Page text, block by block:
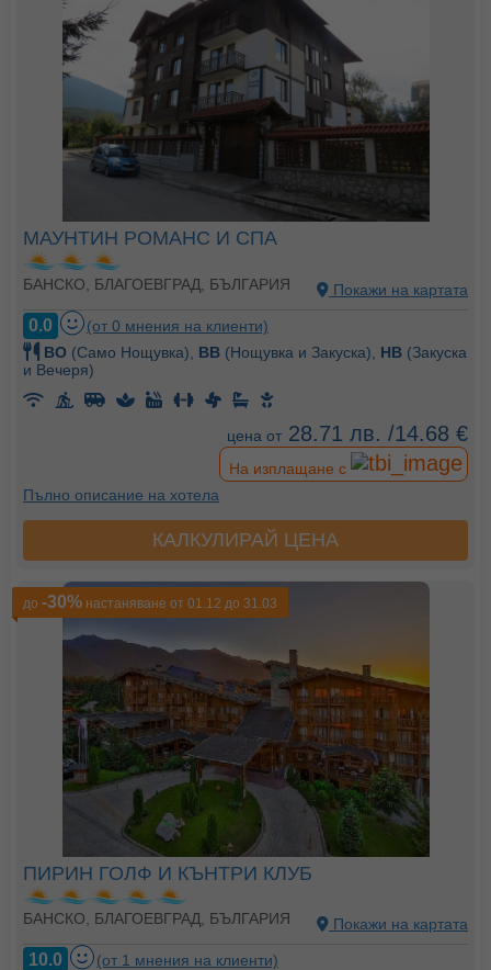
МАУНТИН РОМАНС И СПА
БАНСКО, БЛАГОЕВГРАД, БЪЛГАРИЯ Покажи на картата
0.0
(от 0 мнения на клиенти)
BO (Само Нощувка), BB (Нощувка и Закуска), HB (Закуска
и Вечеря)
цена от 28.71 лв. /14.68 €
На изплащане с
Пълно описание на хотела
КАЛКУЛИРАЙ ЦЕНА
до -30% настаняване от 01.12 до 31.03
ПИРИН ГОЛФ И КЪНТРИ КЛУБ
БАНСКО, БЛАГОЕВГРАД, БЪЛГАРИЯ Покажи на картата
10.0
(от 1 мнения на клиенти)